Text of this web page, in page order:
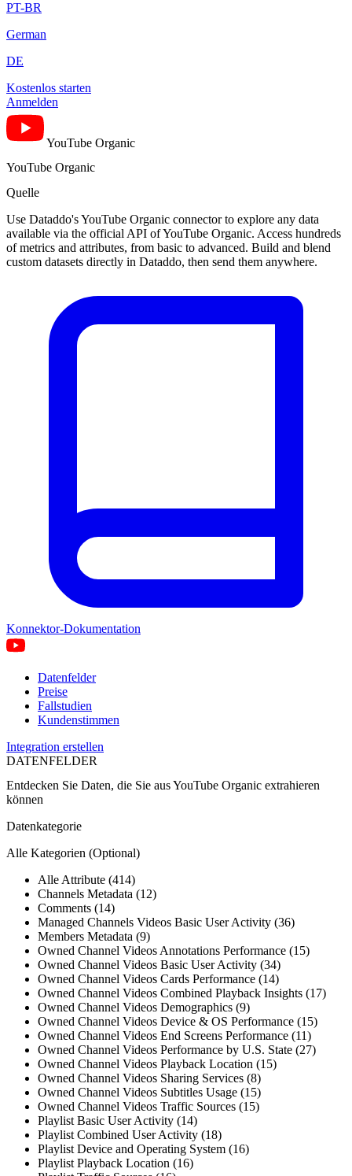
PT-BR
German
DE
Kostenlos starten
Anmelden
YouTube Organic
YouTube Organic
Quelle
Use Dataddo's YouTube Organic connector to explore any data
available via the official API of YouTube Organic. Access hundreds
of metrics and attributes, from basic to advanced. Build and blend
custom datasets directly in Dataddo, then send them anywhere.
Konnektor-Dokumentation
Datenfelder
Preise
Fallstudien
Kundenstimmen
Integration erstellen
DATENFELDER
Entdecken Sie Daten, die Sie ausYouTube Organic extrahieren
können
Datenkategorie
Alle Kategorien (Optional)
Alle Attribute (414)
Channels Metadata (12)
Comments (14)
Managed Channels Videos Basic User Activity (36)
Members Metadata (9)
Owned Channel Videos Annotations Performance (15)
Owned Channel Videos Basic User Activity (34)
Owned Channel Videos Cards Performance (14)
Owned Channel Videos Combined Playback Insights (17)
Owned Channel Videos Demographics (9)
Owned Channel Videos Device & OS Performance (15)
Owned Channel Videos End Screens Performance (11)
Owned Channel Videos Performance by U.S. State (27)
Owned Channel Videos Playback Location (15)
Owned Channel Videos Sharing Services (8)
Owned Channel Videos Subtitles Usage (15)
Owned Channel Videos Traffic Sources (15)
Playlist Basic User Activity (14)
Playlist Combined User Activity (18)
Playlist Device and Operating System (16)
Playlist Playback Location (16)